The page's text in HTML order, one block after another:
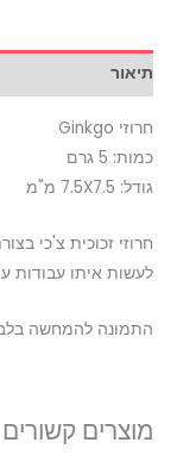
תיאור
חרוזי Ginkgo
כמות: 5 גרם
גודל: 7.5X7.5 מ"מ
חרוזי זכוכית צ'כי
לעשות איתו עבודות
התמונה להמחשה
מוצרים קשורים